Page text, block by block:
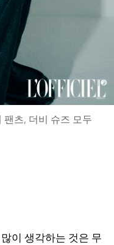
팬츠, 더비 슈즈 모두
이 생각하는 것은 무